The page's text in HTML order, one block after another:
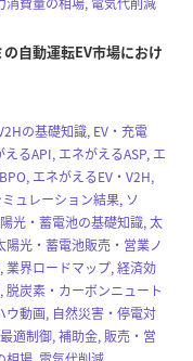
自動運転EV市場におけ
の基礎知識, EV・充電
るAPI, エネがえるASP, エ
エネがえるEV・V2H,
ュレーション結果, ソ
光・蓄電池の基礎知識, 太
陽光・蓄電池販売・営業ノ
業界ロードマップ, 経済効
炭素・カーボンニュート
ウ動画, 自然災害・停電対
適制御, 補助金, 販売・営